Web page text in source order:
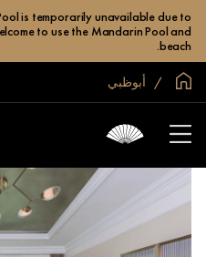
is temporarily unavailable due to
to use the Mandarin Pool and
beach.
الصفحة الرئيسية العالمية
أبوظبي